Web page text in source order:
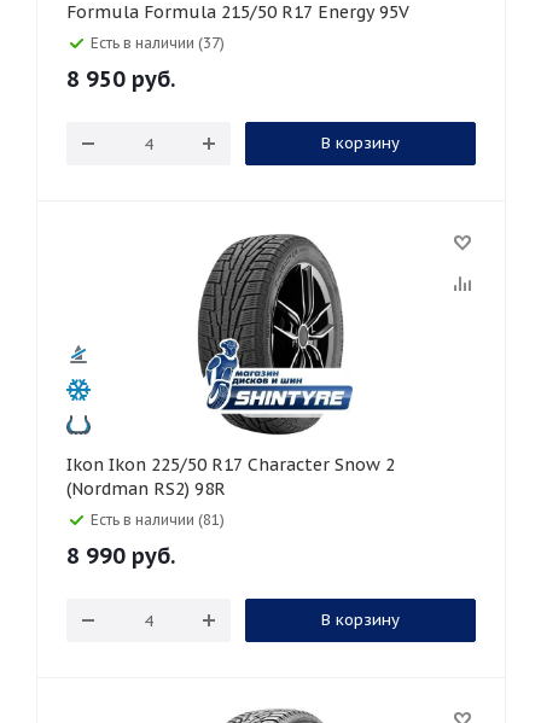
Formula Formula 215/50 R17 Energy 95V
Есть в наличии (37)
8 950 руб.
В корзину
Ikon Ikon 225/50 R17 Character Snow 2
(Nordman RS2) 98R
Есть в наличии (81)
8 990 руб.
В корзину